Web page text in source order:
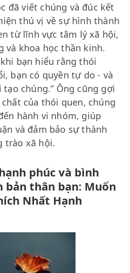
đã viết chúng và đúc kết
thú vị về sự hình thành
từ lĩnh vực tâm lý xã hội,
và khoa học thần kinh.
bạn hiểu rằng thói
bạn có quyền tự do - và
chúng.” Ông cũng gợi
của thói quen, chúng
hành vi nhóm, giúp
và đảm bảo sự thành
trào xã hội.
phúc và bình
thân bạn: Muốn
Nhất Hạnh